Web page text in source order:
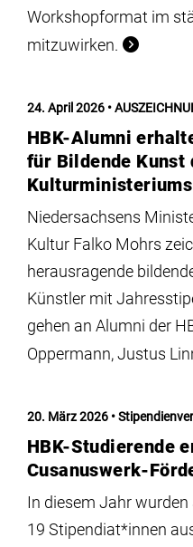
Workshopformat im
mitzuwirken.
24. April 2026
HBK-Alumni
für Bildende Kunst
Kulturministeriums
Niedersachsens
Kultur Falko Mohrs
herausragende
Künstler mit
gehen an Alumni der
Oppermann, Justus
20. März 2026
HBK-Studierende
Cusanuswerk-
In diesem Jahr
19 Stipendiat*innen